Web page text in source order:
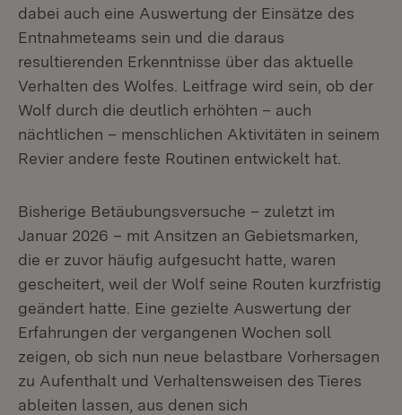
dabei auch eine Auswertung der Einsätze des
Entnahmeteams sein und die daraus
resultierenden Erkenntnisse über das aktuelle
Verhalten des Wolfes. Leitfrage wird sein, ob der
Wolf durch die deutlich erhöhten – auch
nächtlichen – menschlichen Aktivitäten in seinem
Revier andere feste Routinen entwickelt hat.
Bisherige Betäubungsversuche – zuletzt im
Januar 2026 – mit Ansitzen an Gebietsmarken,
die er zuvor häufig aufgesucht hatte, waren
gescheitert, weil der Wolf seine Routen kurzfristig
geändert hatte. Eine gezielte Auswertung der
Erfahrungen der vergangenen Wochen soll
zeigen, ob sich nun neue belastbare Vorhersagen
zu Aufenthalt und Verhaltensweisen des Tieres
ableiten lassen, aus denen sich